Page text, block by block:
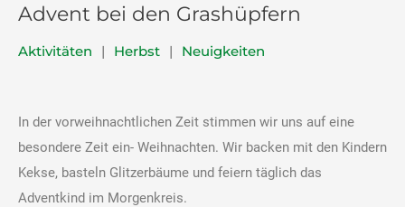
Advent bei den Grashüpfern
Aktivitäten | Herbst | Neuigkeiten
In der vorweihnachtlichen Zeit stimmen wir uns auf eine
besondere Zeit ein- Weihnachten. Wir backen mit den Kindern
Kekse, basteln Glitzerbäume und feiern täglich das
Adventkind im Morgenkreis.